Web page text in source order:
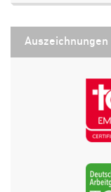
Auszeichnungen